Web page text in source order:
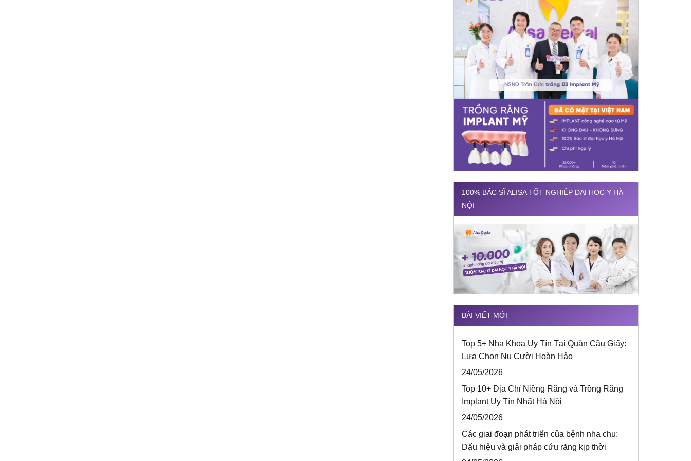
100% BÁC SĨ ALISA TỐT NGHIỆP ĐẠI HỌC Y HÀ
NỘI
BÀI VIẾT MỚI
Top 5+ Nha Khoa Uy Tín Tại Quận Cầu Giấy:
Lựa Chọn Nụ Cười Hoàn Hảo
24/05/2026
Top 10+ Địa Chỉ Niềng Răng và Trồng Răng
Implant Uy Tín Nhất Hà Nội
24/05/2026
Các giai đoạn phát triển của bệnh nha chu:
Dấu hiệu và giải pháp cứu răng kịp thời